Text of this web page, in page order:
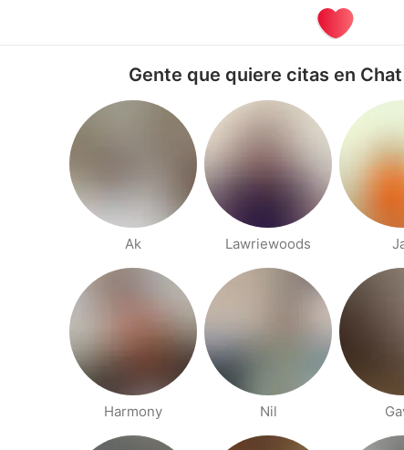
Gente que quiere citas en
Ak Lawriewoods
Harmony Nil